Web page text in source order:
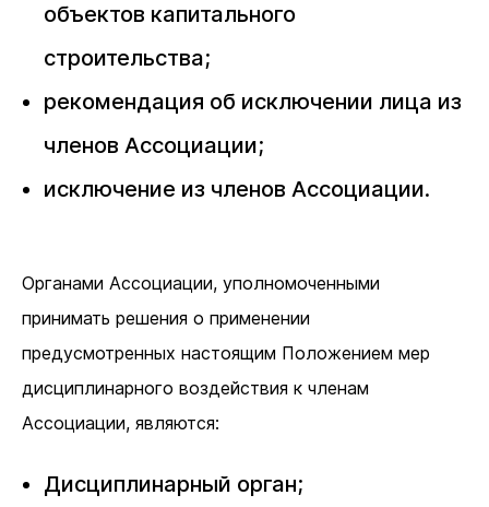
объектов капитального
строительства;
рекомендация об исключении лица из
членов Ассоциации;
исключение из членов Ассоциации.
Органами Ассоциации, уполномоченными
принимать решения о применении
предусмотренных настоящим Положением мер
дисциплинарного воздействия к членам
Ассоциации, являются:
Дисциплинарный орган;